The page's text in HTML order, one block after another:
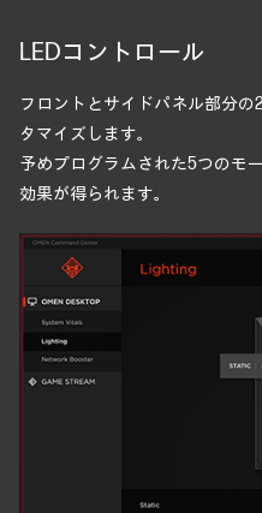
LEDコントロール
フロントとサイドパネル部分
タマイズします。
予めプログラムされた5つのモ
効果が得られます。